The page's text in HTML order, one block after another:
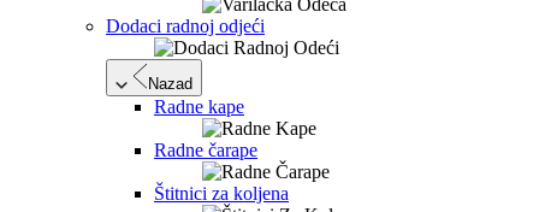
Dodaci radnoj odjeći
Nazad
Radne kape
Radne čarape
Štitnici za koljena